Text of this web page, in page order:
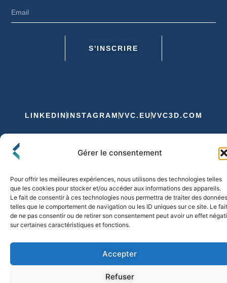
Gérer le consentement
Pour offrir les meilleures expériences, nous utilisons des technologies telles
que les cookies pour stocker et/ou accéder aux informations des appareils.
Le fait de consentir à ces technologies nous permettra de traiter des données
telles que le comportement de navigation ou les ID uniques sur ce site. Le fait
de ne pas consentir ou de retirer son consentement peut avoir un effet
sur certaines caractéristiques et fonctions.
Accepter
Refuser
S'INSCRIRE
LINKEDIN INSTAGRAM VVC.EUVVC3D.COM
Politique de Confidentialité et de CookiesExpédition et Livraison
© 2026 FLO & CO. All Rights Reserved